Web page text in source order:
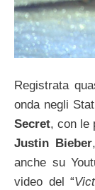
Registrata
onda negli
Secret, con le
Justin Bieber,
anche su
video del “